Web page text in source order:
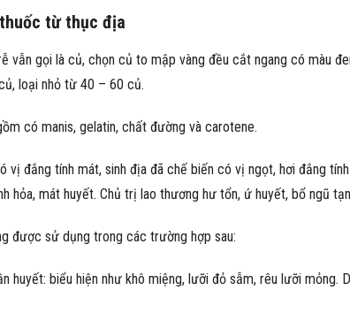
từ thục địa
vẫn gọi là củ, chọn củ to mập vàng đều cắt ngang có màu
loại nhỏ từ 40 – 60 củ.
có manis, gelatin, chất đường và carotene.
vị đắng tính mát, sinh địa đã chế biến có vị ngọt, hơi đắng
hỏa, mát huyết. Chủ trị lao thương hư tổn, ứ huyết, bổ ngũ
được sử dụng trong các trường hợp sau:
huyết: biểu hiện như khô miệng, lưỡi đỏ sẫm, rêu lưỡi mỏng.